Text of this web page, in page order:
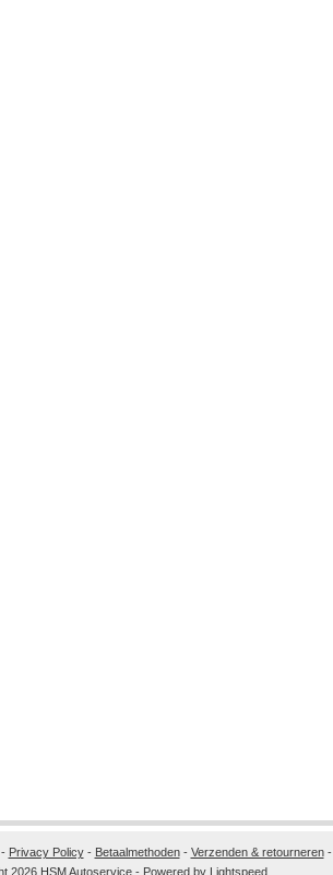
Privacy Policy- Betaalmethoden- Verzenden & retourneren-
2026 HSM Autoservice - Powered by Lightspeed